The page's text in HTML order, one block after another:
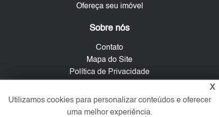
Ofereça seu imóvel
Sobre nós
Contato
Mapa do Site
Política de Privacidade
Verificada por
X
Utilizamos cookies para personalizar conteúdos e oferecer
uma melhor experiência.